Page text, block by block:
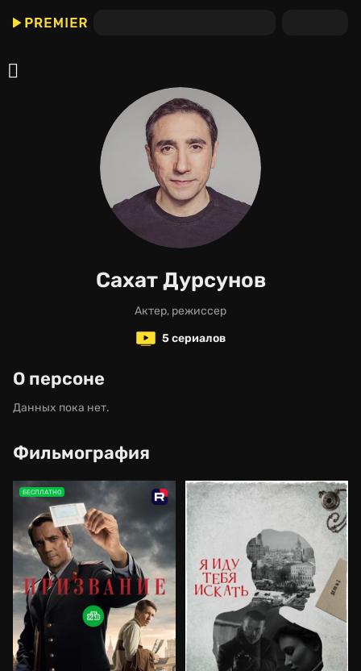
Сахат Дурсунов
актер, режиссер
5 сериалов
О персоне
Данных пока нет.
Фильмография
БЕСПЛАТНО